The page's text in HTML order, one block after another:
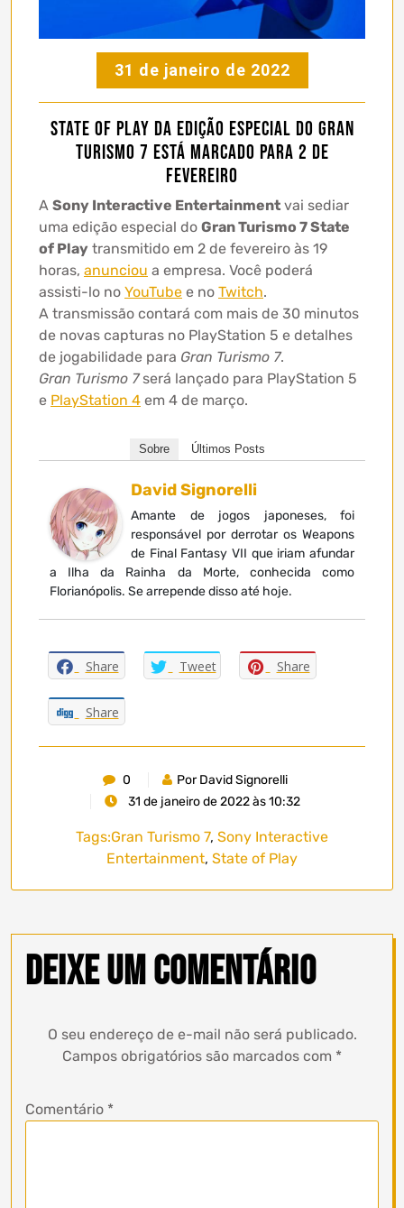
31 de janeiro de 2022
State of Play da edição especial do Gran
Turismo 7 está marcado para 2 de
fevereiro
A Sony Interactive Entertainment vai sediar
uma edição especial do Gran Turismo 7 State
of Play transmitido em 2 de fevereiro às 19
horas, anunciou a empresa. Você poderá
assisti-lo no YouTube e no Twitch.
A transmissão contará com mais de 30 minutos
de novas capturas no PlayStation 5 e detalhes
de jogabilidade para Gran Turismo 7.
Gran Turismo 7será lançado para PlayStation 5
e PlayStation 4 em 4 de março.
Sobre Últimos Posts
David Signorelli
Amante de jogos japoneses, foi
responsável por derrotar os Weapons
de Final Fantasy VII que iriam afundar
a Ilha da Rainha da Morte, conhecida como
Florianópolis. Se arrepende disso até hoje.
Share Tweet Share
Share
0
Por David Signorelli
31 de janeiro de 2022 às 10:32
Tags:Gran Turismo 7, Sony Interactive
Entertainment, State of Play
Deixe um comentário
O seu endereço de e-mail não será publicado.
Campos obrigatórios são marcados com *
Comentário *